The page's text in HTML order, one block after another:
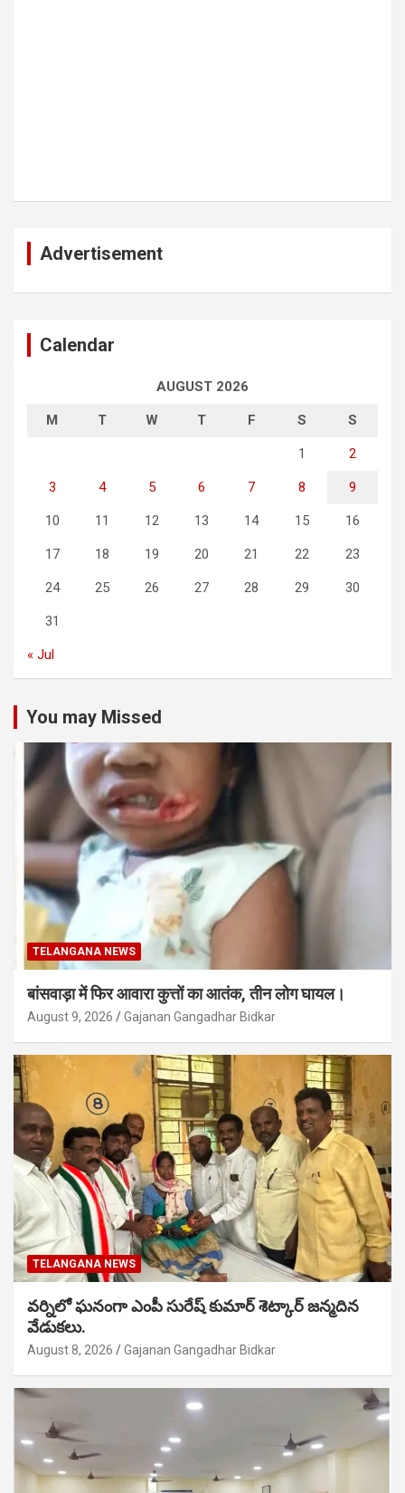
Advertisement
Calendar
AUGUST 2026
M T W T F S S
1 2
3 4 5 6 7 8 9
10 11 12 13 14 15 16
17 18 19 20 21 22 23
24 25 26 27 28 29 30
31
« Jul
You may Missed
TELANGANA NEWS
बांसवाड़ा में फिर आवारा कुत्तों का आतंक, तीन लोग घायल।
August 9, 2026 Gajanan Gangadhar Bidkar
TELANGANA NEWS
వర్నిలో ఘనంగా ఎంపీ సురేష్ కుమార్ శెట్కార్ జన్మదిన
వేడుకలు.
August 8, 2026 Gajanan Gangadhar Bidkar